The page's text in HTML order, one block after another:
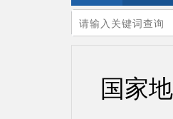
您的当前位置：首页>政务公开
国家